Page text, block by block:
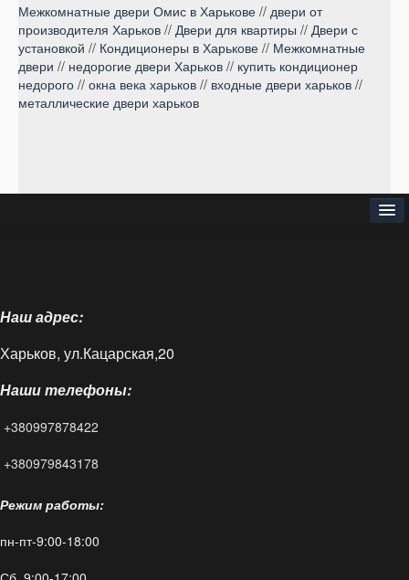
Межкомнатные двери Омис в Харькове // двери от
производителя Харьков // Двери для квартиры // Двери с
установкой // Кондиционеры в Харькове // Межкомнатные
двери // недорогие двери Харьков // купить кондиционер
недорого // окна века харьков // входные двери харьков //
металлические двери харьков
Доставка и оплата
Блог
FAQ
Контакты
Наш адрес:
Харьков, ул.Кацарская,20
Наши телефоны:
+380997878422
+380979843178
Режим работы:
пн-пт-9:00-18:00